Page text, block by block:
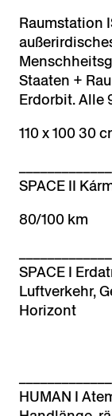
Raumstation
Staaten +
Erdorbit. Alle
110 x 100 30
SPACE II
80/100 km
SPACE I
Luftverkehr,
Horizont
HUMAN I